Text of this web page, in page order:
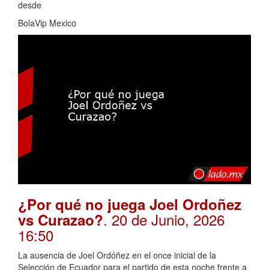
desde
BolaVip Mexico
¿Por qué no juega Joel Ordoñez
vs Curazao?. 20 de Junio, 2026
16:50
La ausencia de Joel Ordóñez en el once inicial de la
Selección de Ecuador para el partido de esta noche frente a